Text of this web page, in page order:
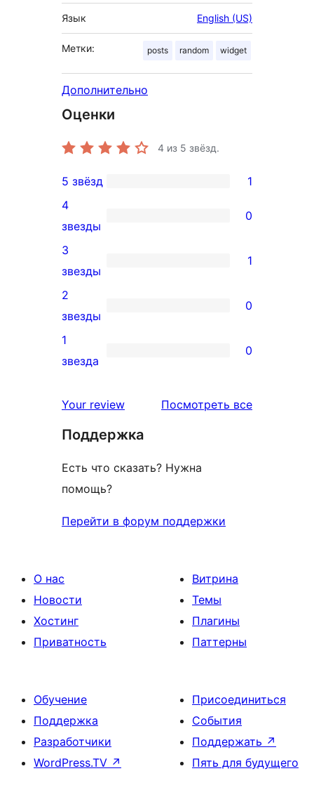
Язык English (US)
Метки: posts random widget
Дополнительно
Оценки
4 из 5 звёзд.
1
5-
звездный
отзыв
5 звёзд 1
0
4-
звездный
отзыв
4
звезды
0
1
3-
звездный
отзыв
3
звезды
1
0
2-
звездный
2
звезды
0
0
звездный
1
звезда
0
Your review Посмотреть всеотзывы
Поддержка
Есть что сказать? Нужна
помощь?
Перейти в форум поддержки
О нас
Новости
Хостинг
Приватность
Витрина
Темы
Плагины
Паттерны
Обучение
Поддержка
Разработчики
WordPress.TV ↗
Присоединиться
События
Поддержать ↗
Пять для будущего